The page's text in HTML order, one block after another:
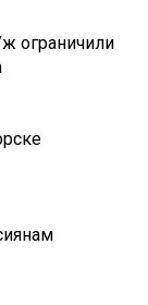
ограничили